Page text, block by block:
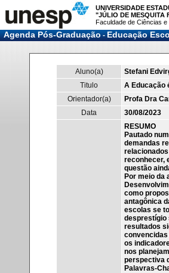
UNIVERSIDADE
"JÚLIO DE MESQUITA
Faculdade de Ciências
Agenda Pós-Graduação-Educação
Aluno(a)
Stefani
Titulo
A Educação
Orientador(a)
Profa Dra
Data
30/08/2023
RESUMO
Pautado
demandas
reconhecer,
questão
Por meio da
como
antagônica
escolas se
desprestígio
resultados
convencidas
os
nos
perspectiva
Palavras-